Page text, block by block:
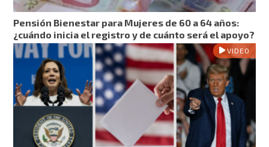
Pensión Bienestar para Mujeres de 60 a 64 años:
¿cuándo inicia el registro y de cuánto será el apoyo?
VIDEO